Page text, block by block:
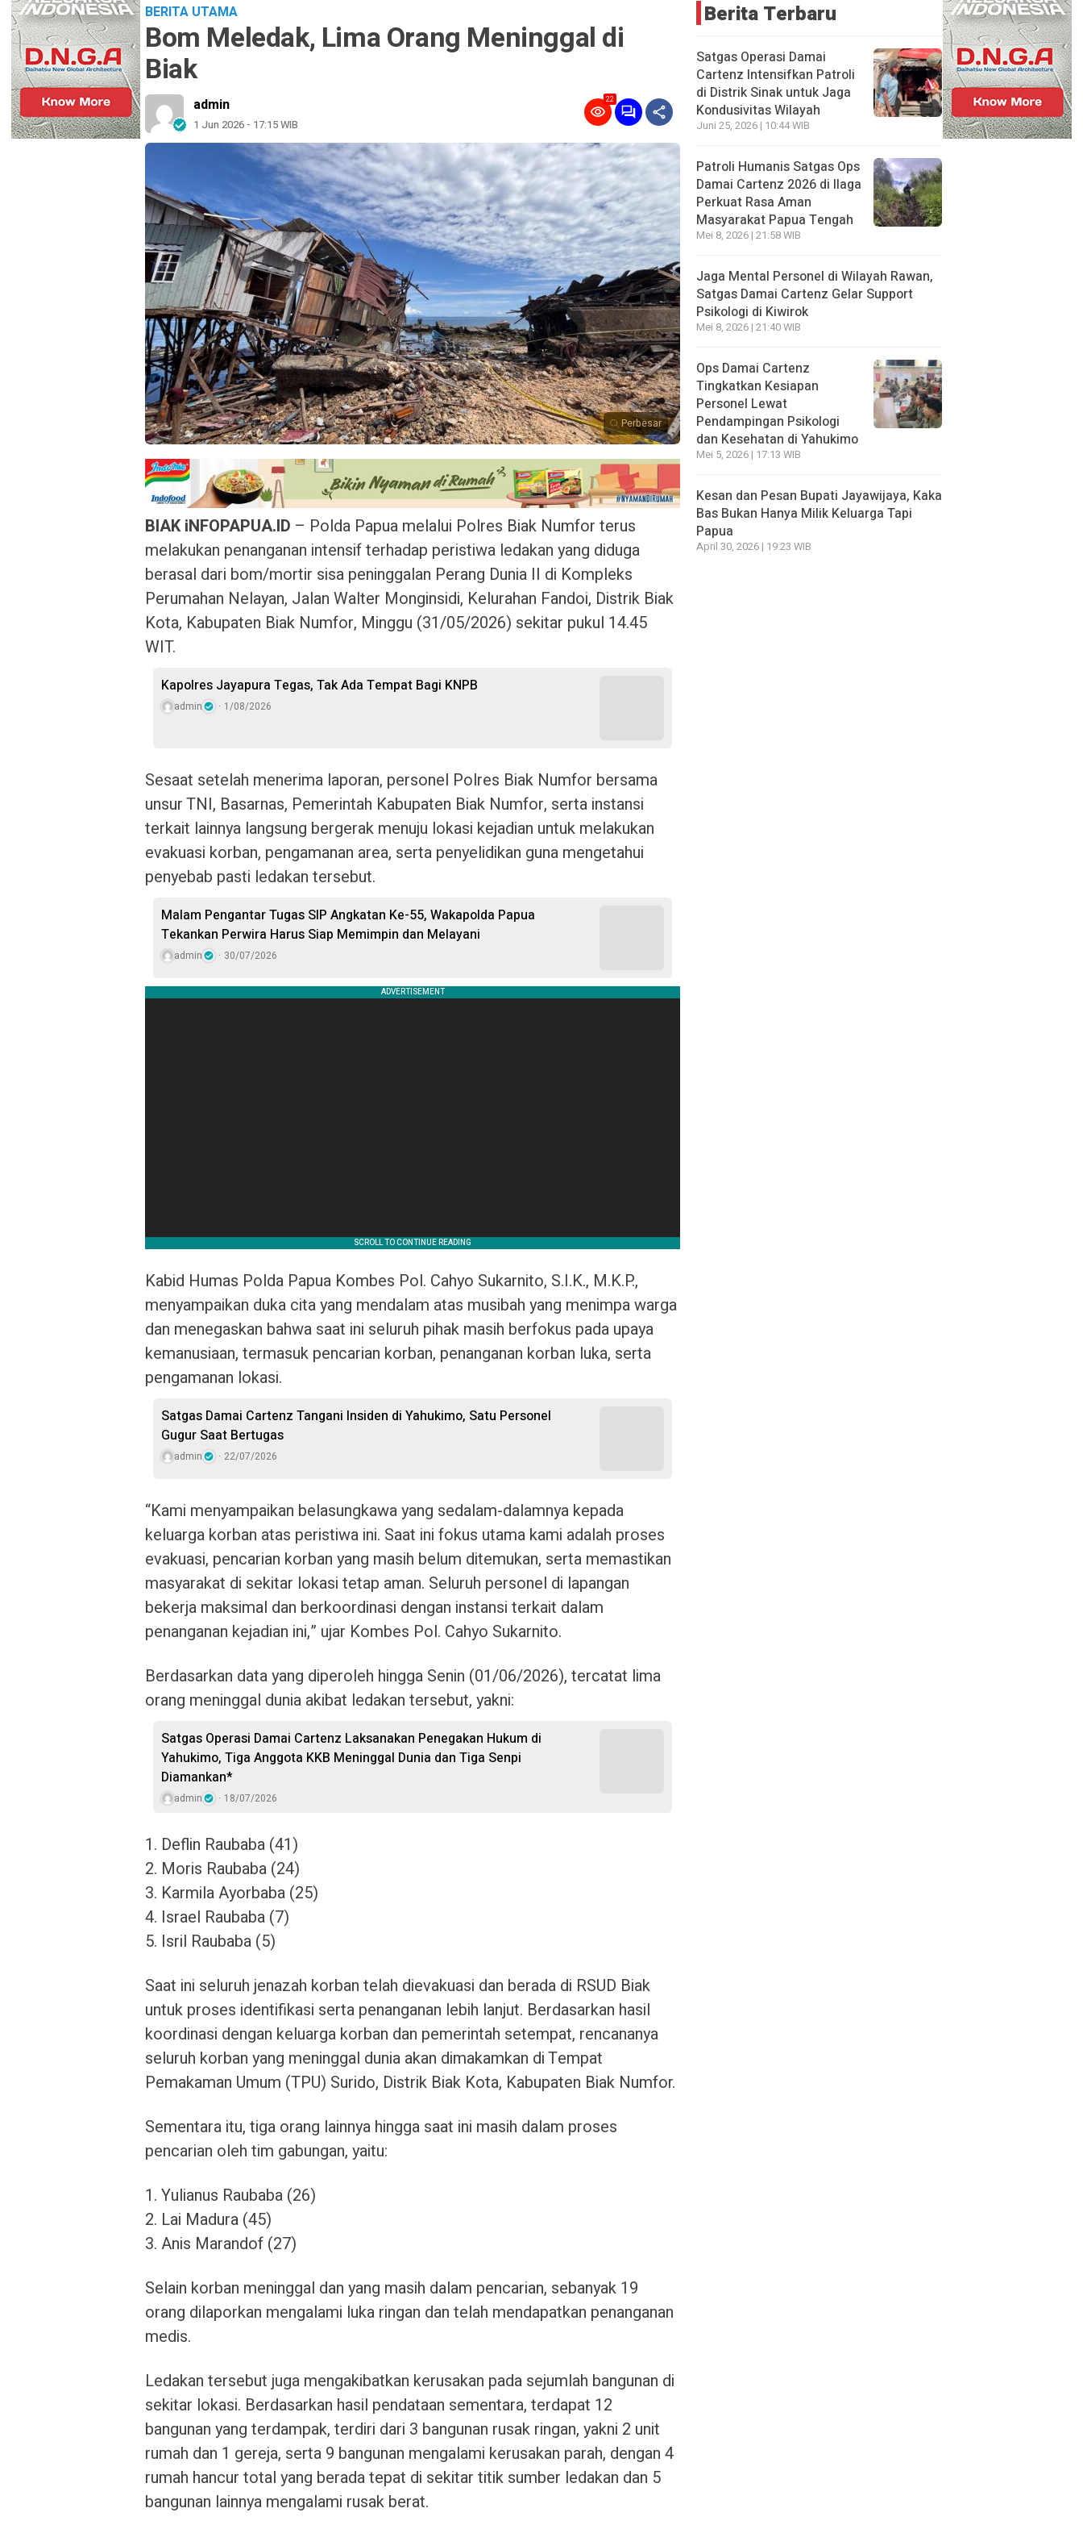
BERITA UTAMA
Bom Meledak, Lima Orang Meninggal di
Biak
admin
1 Jun 2026 - 17:15 WIB
22
Perbesar
BIAK iNFOPAPUA.ID – Polda Papua melalui Polres Biak Numfor terus
melakukan penanganan intensif terhadap peristiwa ledakan yang diduga
berasal dari bom/mortir sisa peninggalan Perang Dunia II di Kompleks
Perumahan Nelayan, Jalan Walter Monginsidi, Kelurahan Fandoi, Distrik Biak
Kota, Kabupaten Biak Numfor, Minggu (31/05/2026) sekitar pukul 14.45
WIT.
Kapolres Jayapura Tegas, Tak Ada Tempat Bagi KNPB
admin 1/08/2026
Sesaat setelah menerima laporan, personel Polres Biak Numfor bersama
unsur TNI, Basarnas, Pemerintah Kabupaten Biak Numfor, serta instansi
terkait lainnya langsung bergerak menuju lokasi kejadian untuk melakukan
evakuasi korban, pengamanan area, serta penyelidikan guna mengetahui
penyebab pasti ledakan tersebut.
Malam Pengantar Tugas SIP Angkatan Ke-55, Wakapolda Papua
Tekankan Perwira Harus Siap Memimpin dan Melayani
admin 30/07/2026
Kabid Humas Polda Papua Kombes Pol. Cahyo Sukarnito, S.I.K., M.K.P.,
menyampaikan duka cita yang mendalam atas musibah yang menimpa warga
dan menegaskan bahwa saat ini seluruh pihak masih berfokus pada upaya
kemanusiaan, termasuk pencarian korban, penanganan korban luka, serta
pengamanan lokasi.
Satgas Damai Cartenz Tangani Insiden di Yahukimo, Satu Personel
Gugur Saat Bertugas
admin 22/07/2026
“Kami menyampaikan belasungkawa yang sedalam-dalamnya kepada
keluarga korban atas peristiwa ini. Saat ini fokus utama kami adalah proses
evakuasi, pencarian korban yang masih belum ditemukan, serta memastikan
masyarakat di sekitar lokasi tetap aman. Seluruh personel di lapangan
bekerja maksimal dan berkoordinasi dengan instansi terkait dalam
penanganan kejadian ini,” ujar Kombes Pol. Cahyo Sukarnito.
Berdasarkan data yang diperoleh hingga Senin (01/06/2026), tercatat lima
orang meninggal dunia akibat ledakan tersebut, yakni:
Satgas Operasi Damai Cartenz Laksanakan Penegakan Hukum di
Yahukimo, Tiga Anggota KKB Meninggal Dunia dan Tiga Senpi
Diamankan*
admin 18/07/2026
1. Deflin Raubaba (41)
2. Moris Raubaba (24)
3. Karmila Ayorbaba (25)
4. Israel Raubaba (7)
5. Isril Raubaba (5)
Saat ini seluruh jenazah korban telah dievakuasi dan berada di RSUD Biak
untuk proses identifikasi serta penanganan lebih lanjut. Berdasarkan hasil
koordinasi dengan keluarga korban dan pemerintah setempat, rencananya
seluruh korban yang meninggal dunia akan dimakamkan di Tempat
Pemakaman Umum (TPU) Surido, Distrik Biak Kota, Kabupaten Biak Numfor.
Sementara itu, tiga orang lainnya hingga saat ini masih dalam proses
pencarian oleh tim gabungan, yaitu:
1. Yulianus Raubaba (26)
2. Lai Madura (45)
3. Anis Marandof (27)
Selain korban meninggal dan yang masih dalam pencarian, sebanyak 19
orang dilaporkan mengalami luka ringan dan telah mendapatkan penanganan
medis.
Ledakan tersebut juga mengakibatkan kerusakan pada sejumlah bangunan di
sekitar lokasi. Berdasarkan hasil pendataan sementara, terdapat 12
bangunan yang terdampak, terdiri dari 3 bangunan rusak ringan, yakni 2 unit
rumah dan 1 gereja, serta 9 bangunan mengalami kerusakan parah, dengan 4
rumah hancur total yang berada tepat di sekitar titik sumber ledakan dan 5
bangunan lainnya mengalami rusak berat.
Berita Terbaru
Satgas Operasi Damai
Cartenz Intensifkan Patroli
di Distrik Sinak untuk Jaga
Kondusivitas Wilayah
Juni 25, 2026 | 10:44 WIB
Patroli Humanis Satgas Ops
Damai Cartenz 2026 di Ilaga
Perkuat Rasa Aman
Masyarakat Papua Tengah
Mei 8, 2026 | 21:58 WIB
Jaga Mental Personel di Wilayah Rawan,
Satgas Damai Cartenz Gelar Support
Psikologi di Kiwirok
Mei 8, 2026 | 21:40 WIB
Ops Damai Cartenz
Tingkatkan Kesiapan
Personel Lewat
Pendampingan Psikologi
dan Kesehatan di Yahukimo
Mei 5, 2026 | 17:13 WIB
Kesan dan Pesan Bupati Jayawijaya, Kaka
Bas Bukan Hanya Milik Keluarga Tapi
Papua
April 30, 2026 | 19:23 WIB